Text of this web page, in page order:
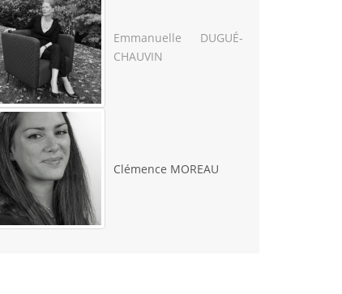
Emmanuelle DUGUÉ-
CHAUVIN
Clémence MOREAU